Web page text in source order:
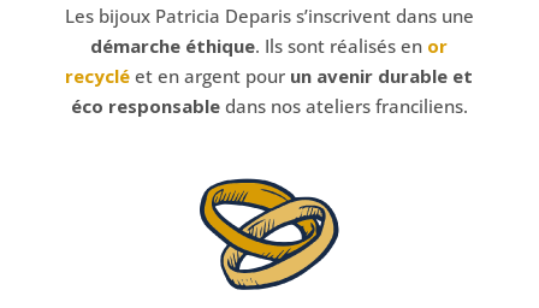
Les bijoux Patricia Deparis s’inscrivent dans une
démarche éthique. Ils sont réalisés en or
recyclé et en argent pour un avenir durable et
éco responsabledans nos ateliers franciliens.